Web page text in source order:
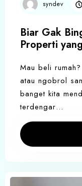
syndev
Biar Gak
Properti
Mau beli
atau ngobrol
banget kita
terdengar…